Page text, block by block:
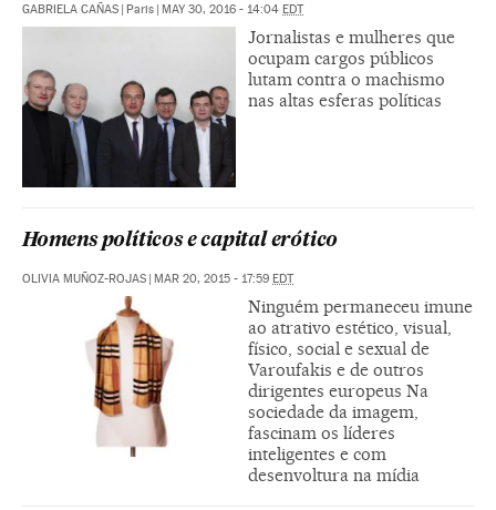
GABRIELA CAÑAS Paris MAY 30, 2016 - 14:04 EDT
Jornalistas e mulheres que
ocupam cargos públicos
lutam contra o machismo
nas altas esferas políticas
Homens políticos e capital erótico
OLIVIA MUÑOZ-ROJAS MAR 20, 2015 - 17:59 EDT
Ninguém permaneceu imune
ao atrativo estético, visual,
físico, social e sexual de
Varoufakis e de outros
dirigentes europeus Na
sociedade da imagem,
fascinam os líderes
inteligentes e com
desenvoltura na mídia